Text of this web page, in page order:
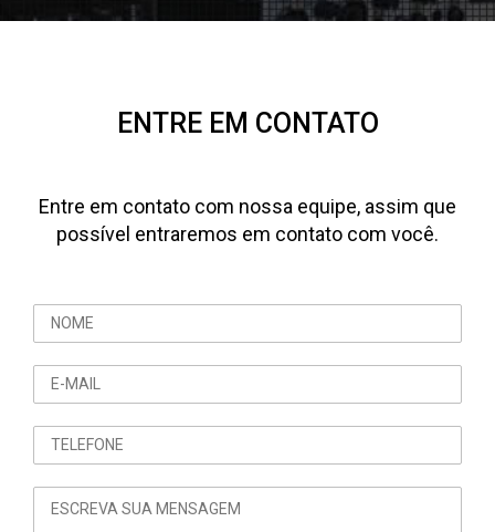
ENTRE EM CONTATO
Entre em contato com nossa equipe, assim que
possível entraremos em contato com você.